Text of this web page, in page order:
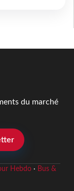
du marché
Hebdo· Bus &